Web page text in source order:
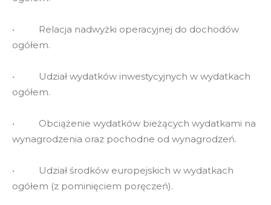
• Relacja nadwyżki operacyjnej do dochodów
ogółem.
• Udział wydatków inwestycyjnych w wydatkach
ogółem.
• Obciążenie wydatków bieżących wydatkami na
wynagrodzenia oraz pochodne od wynagrodzeń.
• Udział środków europejskich w wydatkach
ogółem (z pominięciem poręczeń).